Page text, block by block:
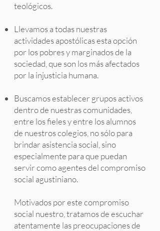
teológicos.
Llevamos a todas nuestras
actividades apostólicas esta opción
por los pobres y marginados de la
sociedad, que son los más afectados
por la injusticia humana.
Buscamos establecer grupos activos
dentro de nuestras comunidades,
entre los fieles y entre los alumnos
de nuestros colegios, no sólo para
brindar asistencia social, sino
especialmente para que puedan
servir como agentes del compromiso
social agustiniano.
Motivados por este compromiso
social nuestro, tratamos de escuchar
atentamente las preocupaciones de